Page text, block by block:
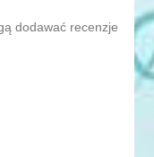
dodawać recenzje